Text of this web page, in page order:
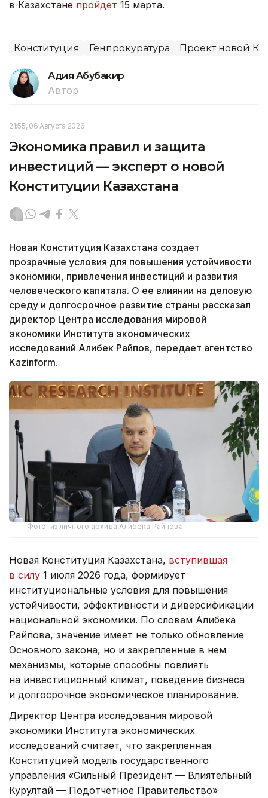
в Казахстане пройдет 15 марта.
Конституция Генпрокуратура Проект новой
Адия Абубакир
Автор
21:55, 06 Августа 2026
Экономика правил и защита
инвестиций — эксперт о новой
Конституции Казахстана
Новая Конституция Казахстана создает
прозрачные условия для повышения устойчивости
экономики, привлечения инвестиций и развития
человеческого капитала. О ее влиянии на деловую
среду и долгосрочное развитие страны рассказал
директор Центра исследования мировой
экономики Института экономических
исследований Алибек Райпов, передает агентство
Kazinform.
Фото: из личного архива Алибека Райпова
Новая Конституция Казахстана, вступившая
в силу 1 июля 2026 года, формирует
институциональные условия для повышения
устойчивости, эффективности и диверсификации
национальной экономики. По словам Алибека
Райпова, значение имеет не только обновление
Основного закона, но и закрепленные в нем
механизмы, которые способны повлиять
на инвестиционный климат, поведение бизнеса
и долгосрочное экономическое планирование.
Директор Центра исследования мировой
экономики Института экономических
исследований считает, что закрепленная
Конституцией модель государственного
управления «Сильный Президент — Влиятельный
Курултай — Подотчетное Правительство»